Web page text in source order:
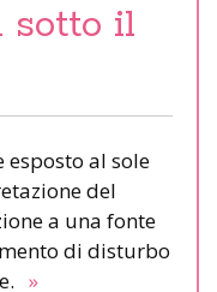
sotto il
esposto al sole
del
a una fonte
di disturbo
»